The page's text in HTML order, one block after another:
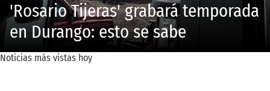
'Rosario Tijeras' grabará temporada
en Durango: esto se sabe
Noticias más vistas hoy